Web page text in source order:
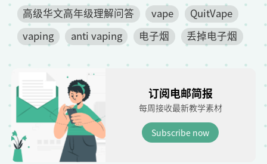
高级华文高年级理解问答
vape
QuitVape
vaping
anti vaping 电子烟 丢掉电子烟
订阅电邮简报
每周接收最新教学素材
Subscribe now